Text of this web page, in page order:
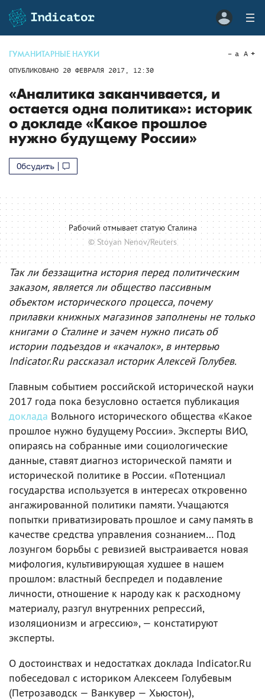
ГУМАНИТАРНЫЕ НАУКИ
ОПУБЛИКОВАНО 20 ФЕВРАЛЯ 2017, 12:30
a A
«Аналитика заканчивается, и
остается одна политика»: историк
о докладе «Какое прошлое
нужно будущему России»
Обсудить
Рабочий отмывает статую Сталина
© Stoyan Nenov/Reuters
Так ли беззащитна история перед политическим
заказом, является ли общество пассивным
объектом исторического процесса, почему
прилавки книжных магазинов заполнены не только
книгами о Сталине и зачем нужно писать об
истории подъездов и «качалок», в интервью
Indicator.Ru рассказал историк Алексей Голубев.
Главным событием российской исторической науки
2017 года пока безусловно остается публикация
доклада Вольного исторического общества «Какое
прошлое нужно будущему России». Эксперты ВИО,
опираясь на собранные ими социологические
данные, ставят диагноз исторической памяти и
исторической политике в России. «Потенциал
государства используется в интересах откровенно
ангажированной политики памяти. Учащаются
попытки приватизировать прошлое и саму память в
качестве средства управления сознанием… Под
лозунгом борьбы с ревизией выстраивается новая
мифология, культивирующая худшее в нашем
прошлом: властный беспредел и подавление
личности, отношение к народу как к расходному
материалу, разгул внутренних репрессий,
изоляционизм и агрессию», — констатируют
эксперты.
О достоинствах и недостатках доклада Indicator.Ru
побеседовал с историком Алексеем Голубевым
(Петрозаводск — Ванкувер — Хьюстон),